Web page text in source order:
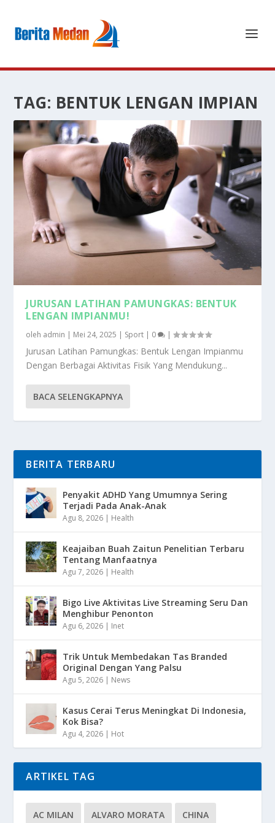
TAG: BENTUK LENGAN IMPIAN
JURUSAN LATIHAN PAMUNGKAS: BENTUK
LENGAN IMPIANMU!
oleh admin | Mei 24, 2025 | Sport | 0 |
Jurusan Latihan Pamungkas: Bentuk Lengan Impianmu
Dengan Berbagai Aktivitas Fisik Yang Mendukung...
BACA SELENGKAPNYA
BERITA TERBARU
Penyakit ADHD Yang Umumnya Sering
Terjadi Pada Anak-Anak
Agu 8, 2026 | Health
Keajaiban Buah Zaitun Penelitian Terbaru
Tentang Manfaatnya
Agu 7, 2026 | Health
Bigo Live Aktivitas Live Streaming Seru Dan
Menghibur Penonton
Agu 6, 2026 | Inet
Trik Untuk Membedakan Tas Branded
Original Dengan Yang Palsu
Agu 5, 2026 | News
Kasus Cerai Terus Meningkat Di Indonesia,
Kok Bisa?
Agu 4, 2026 | Hot
ARTIKEL TAG
AC MILAN ALVARO MORATA CHINA